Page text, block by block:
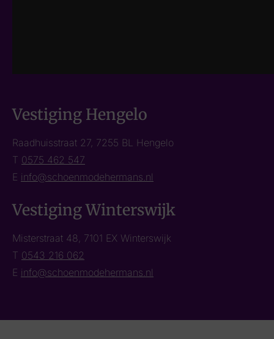
Vestiging Hengelo
Raadhuisstraat 27, 7255 BL Hengelo
T 0575 462 547
E info@schoenmodehermans.nl
Vestiging Winterswijk
Misterstraat 48, 7101 EX Winterswijk
T 0543 216 062
E info@schoenmodehermans.nl